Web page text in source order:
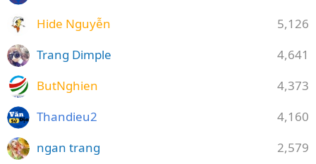
5,126
Hide Nguyễn
4,641
Trang Dimple
4,373
ButNghien
4,160
Thandieu2
2,579
ngan trang